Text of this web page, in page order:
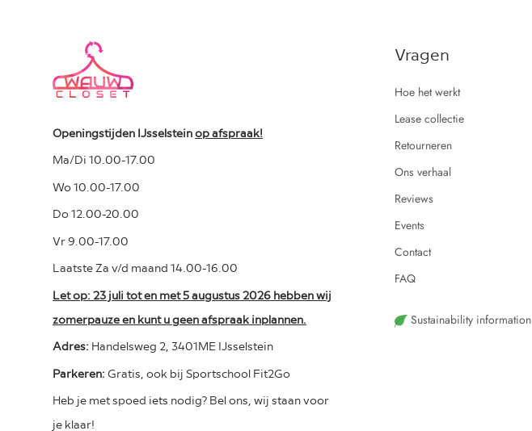
Openingstijden IJsselsteinop afspraak!
Ma/Di 10.00-17.00
Wo 10.00-17.00
Do 12.00-20.00
Vr 9.00-17.00
Laatste Za v/d maand 14.00-16.00
Let op: 23 juli tot en met 5 augustus 2026 hebben wij
zomerpauze en kunt u geen afspraak inplannen.
Adres: Handelsweg 2, 3401ME IJsselstein
Parkeren: Gratis, ook bij Sportschool Fit2Go
Heb je met spoed iets nodig? Bel ons, wij staan voor
je klaar!
Vragen
Hoe het werkt
Lease collectie
Retourneren
Ons verhaal
Reviews
Events
Contact
FAQ
Sustainability information